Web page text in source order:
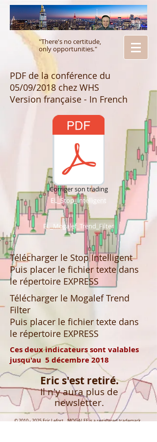
"There's no certitude,
only opportunities."
PDF de la conférence du
05/09/2018 chez WHS
Version française - In French
Corriger son trading
EL_Stop_Intelligent
EL_Mogalef_Trend_Filter
Télécharger le Stop Intelligent
Puis placer le fichier texte dans
le répertoire EXPRESS
Télécharger le Mogalef Trend
Filter
Puis placer le fichier texte dans
le répertoire EXPRESS
Ces deux indicateurs sont valables
jusqu'au 5 décembre 2018
Eric s'est retiré.
Il n'y aura plus de
newsletter.
©2010 - 2025Eric Lefort MOGALEF is a registered trademark